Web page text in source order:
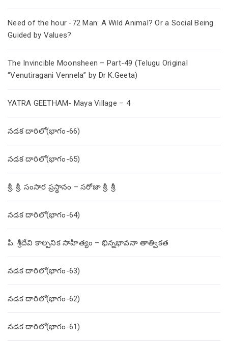
Need of the hour -72 Man: A Wild Animal? Or a Social Being
Guided by Values?
The Invincible Moonsheen – Part-49 (Telugu Original
“Venutiragani Vennela” by Dr K.Geeta)
YATRA GEETHAM- Maya Village – 4
నడక దారిలో(భాగం-66)
నడక దారిలో(భాగం-65)
శ్రీ. శ్రీ. సంసార ప్రస్థానం – సరోజా శ్రీ. శ్రీ.
నడక దారిలో(భాగం-64)
పి. శ్రీదేవి కాల్పనిక సాహిత్యం – భిన్నభావనా తాత్వికత
నడక దారిలో(భాగం-63)
నడక దారిలో(భాగం-62)
నడక దారిలో(భాగం-61)